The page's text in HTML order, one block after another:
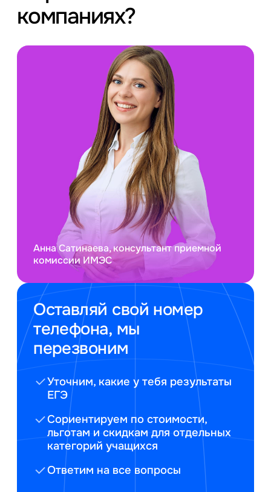
компаниях?
Оставляй свой номер
телефона, мы
перезвоним
Уточним, какие у тебя результаты
ЕГЭ
Сориентируем по стоимости,
льготам и скидкам для отдельных
категорий учащихся
Ответим на все вопросы
Анна Сатинаева, консультант приемной
комиссии ИМЭС